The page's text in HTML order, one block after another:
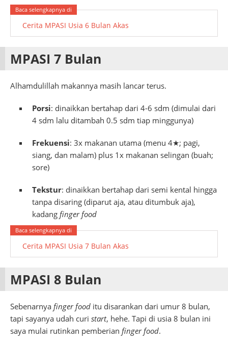
Cerita MPASI Usia 6 Bulan Akas
MPASI 7 Bulan
Alhamdulillah makannya masih lancar terus.
Porsi: dinaikkan bertahap dari 4-6 sdm (dimulai dari
4 sdm lalu ditambah 0.5 sdm tiap minggunya)
Frekuensi: 3x makanan utama (menu 4★; pagi,
siang, dan malam) plus 1x makanan selingan (buah;
sore)
Tekstur: dinaikkan bertahap dari semi kental hingga
tanpa disaring (diparut aja, atau ditumbuk aja),
kadang finger food
Cerita MPASI Usia 7 Bulan Akas
MPASI 8 Bulan
Sebenarnya finger food itu disarankan dari umur 8 bulan,
tapi sayanya udah curi start, hehe. Tapi di usia 8 bulan ini
saya mulai rutinkan pemberian finger food.